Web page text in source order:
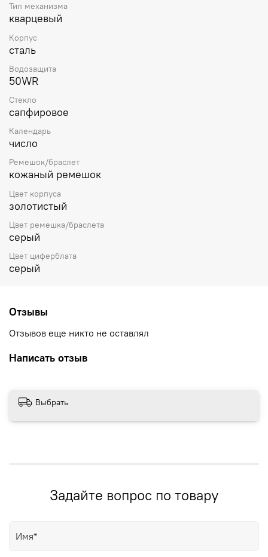
Тип механизма
кварцевый
Корпус
сталь
Водозащита
50WR
Стекло
сапфировое
Календарь
число
Ремешок/браслет
кожаный ремешок
Цвет корпуса
золотистый
Цвет ремешка/браслета
серый
Цвет циферблата
серый
Отзывы
Отзывов еще никто не оставлял
Написать отзыв
Выбрать
Задайте вопрос по товару